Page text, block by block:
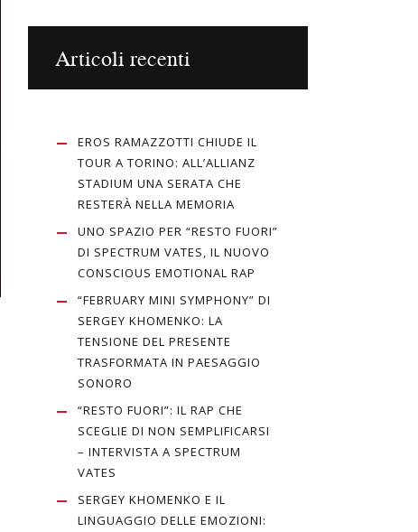
Articoli recenti
EROS RAMAZZOTTI CHIUDE IL
TOUR A TORINO: ALL’ALLIANZ
STADIUM UNA SERATA CHE
RESTERÀ NELLA MEMORIA
UNO SPAZIO PER “RESTO FUORI”
DI SPECTRUM VATES, IL NUOVO
CONSCIOUS EMOTIONAL RAP
“FEBRUARY MINI SYMPHONY” DI
SERGEY KHOMENKO: LA
TENSIONE DEL PRESENTE
TRASFORMATA IN PAESAGGIO
SONORO
“RESTO FUORI”: IL RAP CHE
SCEGLIE DI NON SEMPLIFICARSI
– INTERVISTA A SPECTRUM
VATES
SERGEY KHOMENKO E IL
LINGUAGGIO DELLE EMOZIONI: